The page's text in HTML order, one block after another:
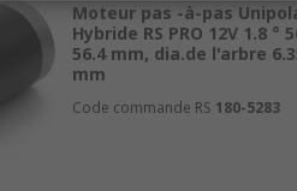
Moteur pas -à-pas
Hybride RS PRO 12V 1.8 °
56.4 mm, dia.de l'arbre
mm
Code commande RS 180-5283